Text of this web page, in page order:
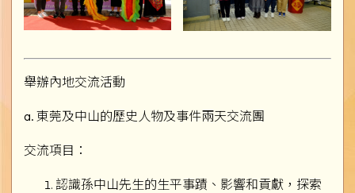
舉辦內地交流活動
a. 東莞及中山的歷史人物及事件兩天交流團
交流項目：
認識孫中山先生的生平事蹟、影響和貢獻，探索